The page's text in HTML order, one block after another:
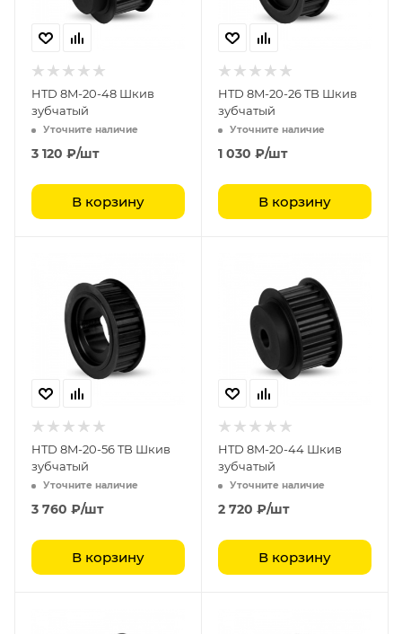
HTD 8M-20-48 Шкив
зубчатый
Уточните наличие
3 120 ₽/шт
В корзину
HTD 8M-20-26 TB Шкив
зубчатый
Уточните наличие
1 030 ₽/шт
В корзину
HTD 8M-20-56 TB Шкив
зубчатый
Уточните наличие
3 760 ₽/шт
В корзину
HTD 8M-20-44 Шкив
зубчатый
Уточните наличие
2 720 ₽/шт
В корзину